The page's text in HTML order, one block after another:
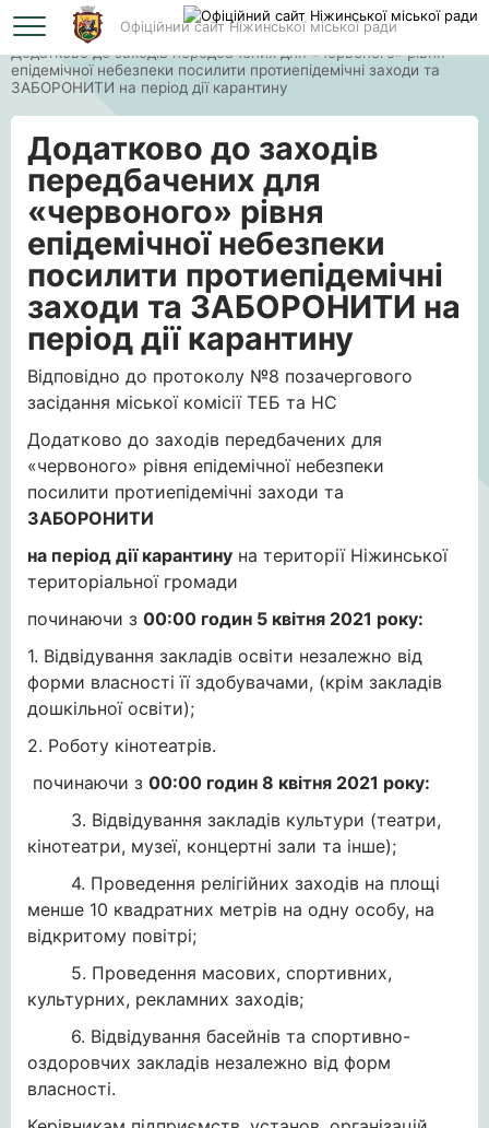
Офіційний сайт Ніжинської міської ради
Головна
Додатково до заходів передбачених для «червоного» рівня
епідемічної небезпеки посилити протиепідемічні заходи та
ЗАБОРОНИТИ на період дії карантину
Додатково до заходів
передбачених для
«червоного» рівня
епідемічної небезпеки
посилити протиепідемічні
заходи та ЗАБОРОНИТИ на
період дії карантину
Відповідно до протоколу №8 позачергового
засідання міської комісії ТЕБ та НС
Додатково до заходів передбачених для
«червоного» рівня епідемічної небезпеки
посилити протиепідемічні заходи та
ЗАБОРОНИТИ
на період дії карантину на території Ніжинської
територіальної громади
починаючи з 00:00 годин 5 квітня 2021 року:
1. Відвідування закладів освіти незалежно від
форми власності її здобувачами, (крім закладів
дошкільної освіти);
2. Роботу кінотеатрів.
починаючи з 00:00 годин 8 квітня 2021 року:
3. Відвідування закладів культури (театри,
кінотеатри, музеї, концертні зали та інше);
4. Проведення релігійних заходів на площі
менше 10 квадратних метрів на одну особу, на
відкритому повітрі;
5. Проведення масових, спортивних,
культурних, рекламних заходів;
6. Відвідування басейнів та спортивно-
оздоровчих закладів незалежно від форм
власності.